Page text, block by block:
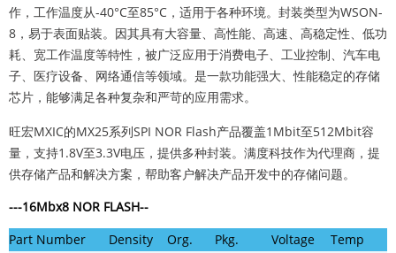
作，工作温度从-40°C至85°C，适用于各种环境。封装类型为WSON-
8，易于表面贴装。 因其具有大容量、高性能、高速、高稳定性、低功
耗、宽工作温度等特性，被广泛应用于消费电子、工业控制、汽车电
子、医疗设备、网络通信等领域。是一款功能强大、性能稳定的存储
芯片，能够满足各种复杂和严苛的应用需求。
旺宏MXIC的MX25系列SPI NOR Flash产品覆盖1Mbit至512Mbit容
量，支持1.8V至3.3V电压，提供多种封装。满度科技作为代理商，提
供存储产品和解决方案，帮助客户解决产品开发中的存储问题。
---16Mbx8 NOR FLASH--
Part Number
Density Org. Pkg. Voltage
Temp